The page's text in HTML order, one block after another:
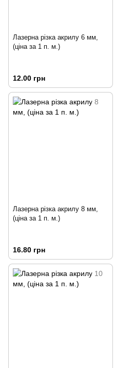
Лазерна різка акрилу 6 мм,
(ціна за 1 п. м.)
12.00 грн
Лазерна різка акрилу 8 мм,
(ціна за 1 п. м.)
16.80 грн